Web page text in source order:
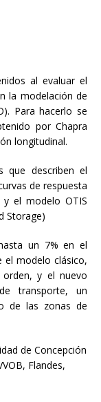
al evaluar el
la modelación de
Para hacerlo se
por Chapra
longitudinal.
que describen el
de respuesta
y el modelo OTIS
Storage)
un 7% en el
el modelo clásico,
y el nuevo
transporte, un
de las zonas de
de Concepción
Flandes,